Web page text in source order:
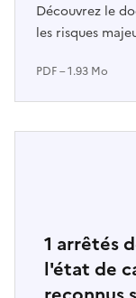
PDF – 1.93 Mo
Découvrez le
les risques
1 arrêtés
l'état de